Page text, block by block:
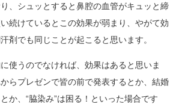
、シュッとすると鼻腔の血管がキュッと締
続けているとこの効果が弱まり、やがて効
剤でも同じことが起こると思います。
使うのでなければ、効果はあると思いま
らプレゼンで皆の前で発表するとか、結婚
か、“脇染み”は困る！といった場合です